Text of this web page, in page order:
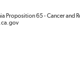
Proposition 65 - Cancer and